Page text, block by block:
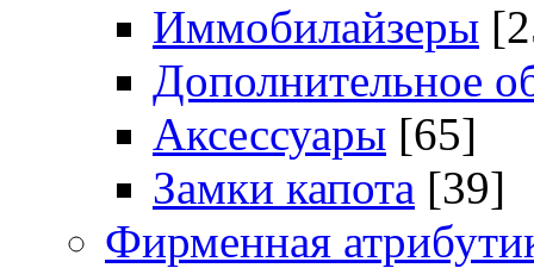
Иммобилайзеры
Дополнительное
Аксессуары [65]
Замки капота [39]
Фирменная